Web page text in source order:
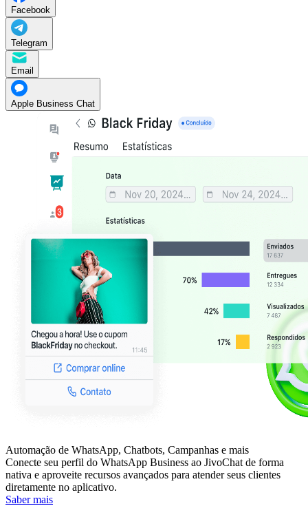
Facebook
Telegram
Email
Apple Business Chat
Automação de WhatsApp, Chatbots, Campanhas e mais
Conecte seu perfil do WhatsApp Business ao JivoChat de forma
nativa e aproveite recursos avançados para atender seus clientes
diretamente no aplicativo.
Saber mais